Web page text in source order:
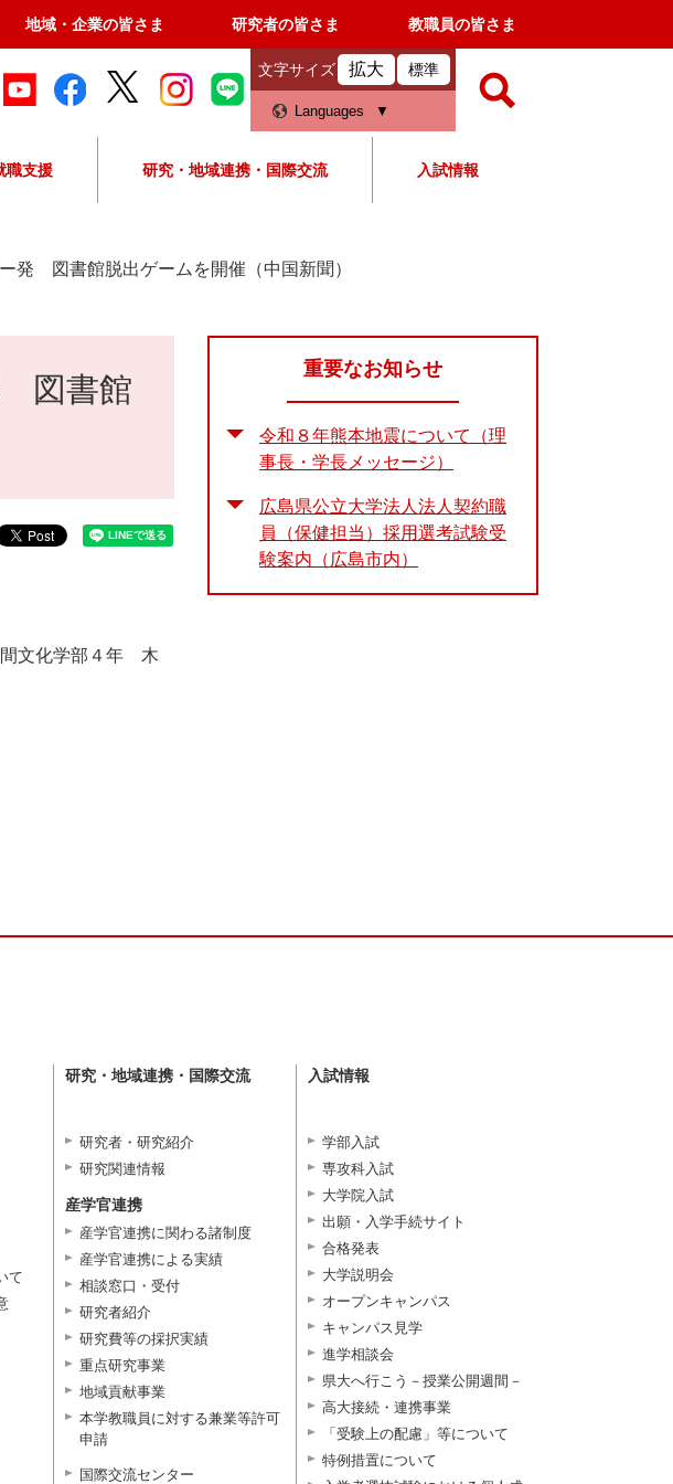
地域・企業の皆さま 研究者の皆さま 教職員の皆さま
文字サイズ 拡大 標準
Languages
職支援 研究・地域連携・国際交流 入試情報
発 図書館脱出ゲームを開催（中国新聞）
図書館
間文化学部４年 木
重要なお知らせ
令和８年熊本地震について（理
事長・学長メッセージ）
広島県公立大学法人法人契約職
員（保健担当）採用選考試験受
験案内（広島市内）
て
研究・地域連携・国際交流
研究者・研究紹介
研究関連情報
産学官連携
産学官連携に関わる諸制度
産学官連携による実績
相談窓口・受付
研究者紹介
研究費等の採択実績
重点研究事業
地域貢献事業
本学教職員に対する兼業等許可
申請
国際交流センター
入試情報
学部入試
専攻科入試
大学院入試
出願・入学手続サイト
合格発表
大学説明会
オープンキャンパス
キャンパス見学
進学相談会
県大へ行こう－授業公開週間－
高大接続・連携事業
「受験上の配慮」等について
特例措置について